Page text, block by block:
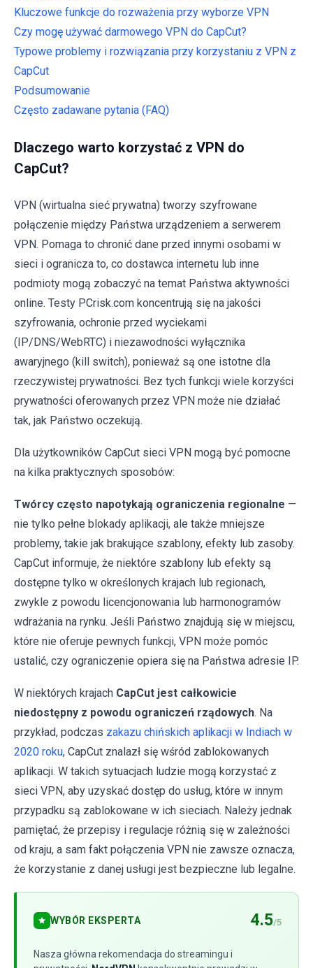
Kluczowe funkcje do rozważenia przy wyborze VPN
Czy mogę używać darmowego VPN do CapCut?
Typowe problemy i rozwiązania przy korzystaniu z VPN z
CapCut
Podsumowanie
Często zadawane pytania (FAQ)
Dlaczego warto korzystać z VPN do
CapCut?
VPN (wirtualna sieć prywatna) tworzy szyfrowane
połączenie między Państwa urządzeniem a serwerem
VPN. Pomaga to chronić dane przed innymi osobami w
sieci i ogranicza to, co dostawca internetu lub inne
podmioty mogą zobaczyć na temat Państwa aktywności
online. Testy PCrisk.com koncentrują się na jakości
szyfrowania, ochronie przed wyciekami
(IP/DNS/WebRTC) i niezawodności wyłącznika
awaryjnego (kill switch), ponieważ są one istotne dla
rzeczywistej prywatności. Bez tych funkcji wiele korzyści
prywatności oferowanych przez VPN może nie działać
tak, jak Państwo oczekują.
Dla użytkowników CapCut sieci VPN mogą być pomocne
na kilka praktycznych sposobów:
Twórcy często napotykają ograniczenia regionalne —
nie tylko pełne blokady aplikacji, ale także mniejsze
problemy, takie jak brakujące szablony, efekty lub zasoby.
CapCut informuje, że niektóre szablony lub efekty są
dostępne tylko w określonych krajach lub regionach,
zwykle z powodu licencjonowania lub harmonogramów
wdrażania na rynku. Jeśli Państwo znajdują się w miejscu,
które nie oferuje pewnych funkcji, VPN może pomóc
ustalić, czy ograniczenie opiera się na Państwa adresie IP.
W niektórych krajach CapCut jest całkowicie
niedostępny z powodu ograniczeń rządowych. Na
przykład, podczas zakazu chińskich aplikacji w Indiach w
2020 roku, CapCut znalazł się wśród zablokowanych
aplikacji. W takich sytuacjach ludzie mogą korzystać z
sieci VPN, aby uzyskać dostęp do usług, które w innym
przypadku są zablokowane w ich sieciach. Należy jednak
pamiętać, że przepisy i regulacje różnią się w zależności
od kraju, a sam fakt połączenia VPN nie zawsze oznacza,
że korzystanie z danej usługi jest bezpieczne lub legalne.
WYBÓR EKSPERTA 4.5/5
Nasza główna rekomendacja do streamingu i